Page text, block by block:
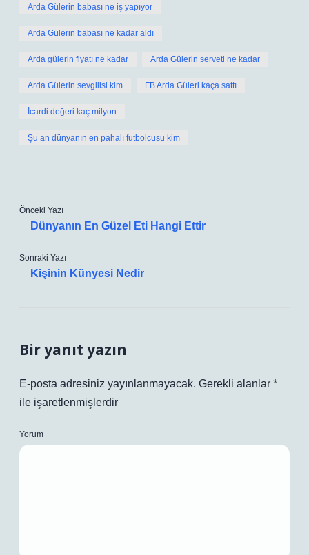
Arda Gülerin babası ne iş yapıyor
Arda Gülerin babası ne kadar aldı
Arda gülerin fiyatı ne kadar Arda Gülerin serveti ne kadar
Arda Gülerin sevgilisi kim FB Arda Güleri kaça sattı
İcardi değeri kaç milyon
Şu an dünyanın en pahalı futbolcusu kim
Önceki Yazı
Dünyanın En Güzel Eti Hangi Ettir
Sonraki Yazı
Kişinin Künyesi Nedir
Bir yanıt yazın
E-posta adresiniz yayınlanmayacak. Gerekli alanlar *
ile işaretlenmişlerdir
Yorum